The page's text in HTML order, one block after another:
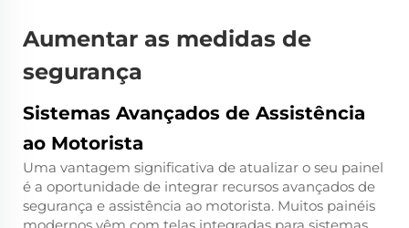
Aumentar as medidas de
segurança
Sistemas Avançados de Assistência
ao Motorista
Uma vantagem significativa de atualizar o seu painel
é a oportunidade de integrar recursos avançados de
segurança e assistência ao motorista. Muitos painéis